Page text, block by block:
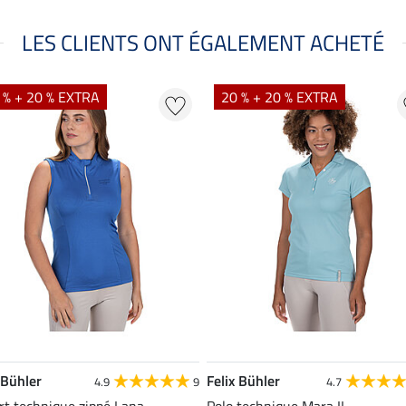
LES CLIENTS ONT ÉGALEMENT ACHETÉ
+ 20 % EXTRA
4.9 9
20 % + 20 % EXTRA
Felix Bühler 4.7